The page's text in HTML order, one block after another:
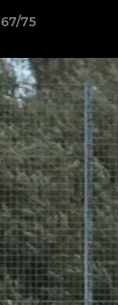
67/75